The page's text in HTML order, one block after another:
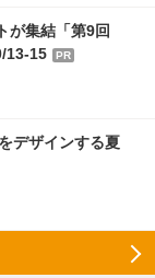
が集結「第9回
13-15
PR
デザインする夏